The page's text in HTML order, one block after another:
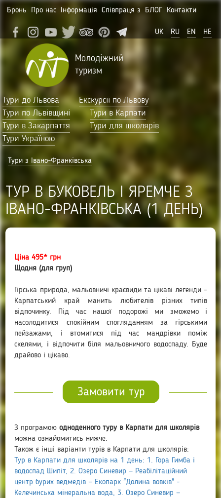
Бронь Про нас Інформація Співпраця з БЛОГ Контакти
UK RU EN HE
Молодіжний
туризм
Тури до Львова
Екскурсії по Львову
Тури по Львівщині
Тури в Карпати
Тури в Закарпаття
Тури для школярів
Тури Україною
Тури з Івано-Франківська
ТУР В БУКОВЕЛЬ І ЯРЕМЧЕ З
ІВАНО-ФРАНКІВСЬКА (1 ДЕНЬ)
Ціна 495* грн
Щодня (для груп)
Гірська природа, мальовничі краєвиди та цікаві легенди –
Карпатський край манить любителів різних типів
відпочинку. Під час нашої подорожі ми зможемо і
насолодитися спокійним спогляданням за гірськими
пейзажами, і втомитися під час мандрівки поміж
скелями, і відпочити біля мальовничого водоспаду. Буде
драйово і цікаво.
Замовити тур
З програмоюодноденного туру в Карпати для школярів
можна ознайомитись нижче.
Також є інші варіанти турів в Карпати для школярів:
Тур в Карпати для школярів на 1 день: 1. Гора Гимба і
водоспад Шипіт, 2. Озеро Синевир — Реабілітаційний
центр бурих ведмедів — Екопарк "Долина вовків" -
Келечинська мінеральна вода, 3. Озеро Синевир —